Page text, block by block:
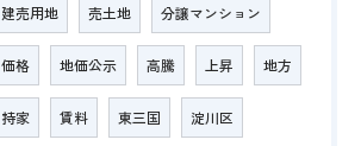
建売用地 売土地 分譲マンション
価格 地価公示 高騰 上昇 地方
持家 賃料 東三国 淀川区